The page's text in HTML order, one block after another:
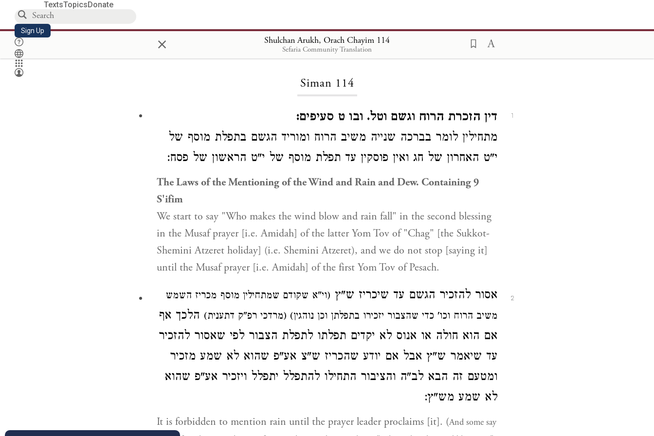
TextsTopicsDonate
Sign Up × Shulchan Arukh, Orach Chayim 114
Sefaria Community Translation
Loading...
Siman 114
1
דין הזכרת הרוח וגשם וטל. ובו ט סעיפים:
מתחילין לומר בברכה שנייה משיב הרוח ומוריד הגשם בתפלת מוסף של
י"ט האחרון של חג ואין פוסקין עד תפלת מוסף של י"ט הראשון של פסח:
The Laws of the Mentioning of the Wind and Rain and Dew. Containing 9
S'ifim
We start to say "Who makes the wind blow and rain fall" in the second blessing
in the Musaf prayer [i.e. Amidah] of the latter Yom Tov of "Chag" [the Sukkot-
Shemini Atzeret holiday] (i.e. Shemini Atzeret), and we do not stop [saying it]
until the Musaf prayer [i.e. Amidah] of the first Yom Tov of Pesach.
2 אסור להזכיר הגשם עד שיכריז ש"ץ (וי"א שקודם שמתחילין מוסף מכריז השמש
משיב הרוח וכו' כדי שהצבור יזכירו בתפלתן וכן נוהגין) (מרדכי רפ"ק דתענית) הלכך אף
אם הוא חולה או אנוס לא יקדים תפלתו לתפלת הצבור לפי שאסור להזכיר
עד שיאמר ש"ץ אבל אם יודע שהכריז ש"צ אע"פ שהוא לא שמע מזכיר
ומטעם זה הבא לב"ה והציבור התחילו להתפלל יתפלל ויזכיר אע"פ שהוא
לא שמע מש"ץ:
It is forbidden to mention rain until the prayer leader proclaims [it]. (And some say